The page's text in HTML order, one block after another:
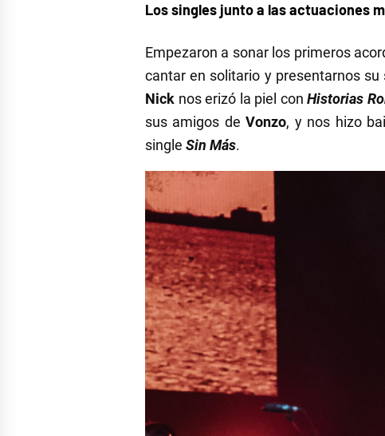
Los singles junto a las actuaciones
Empezaron a sonar los primeros
cantar en solitario y presentarnos su
Nick nos erizó la piel conHistorias
sus amigos deVonzo, y nos hizo
single Sin Más.